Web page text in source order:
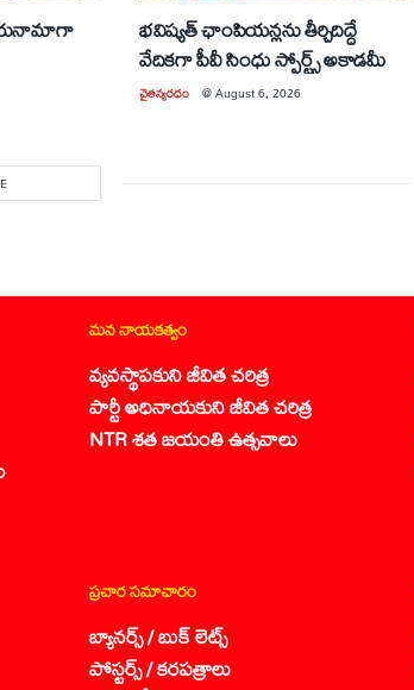
భవిష్యత్ ఛాంపియన్లను తీర్చిదిద్దే
వేదికగా పీవీ సింధు స్పోర్ట్స్ అకాడమీ
చైతన్యరధం @August 6, 2026
మన నాయకత్వం
వ్యవస్థాపకుని జీవిత చరిత్ర
పార్టీ అధినాయకుని జీవిత చరిత్ర
NTR శత జయంతి ఉత్సవాలు
ప్రచార సమాచారం
బ్యానర్స్ / బుక్ లెట్స్
పోస్టర్స్ / కరపత్రాలు